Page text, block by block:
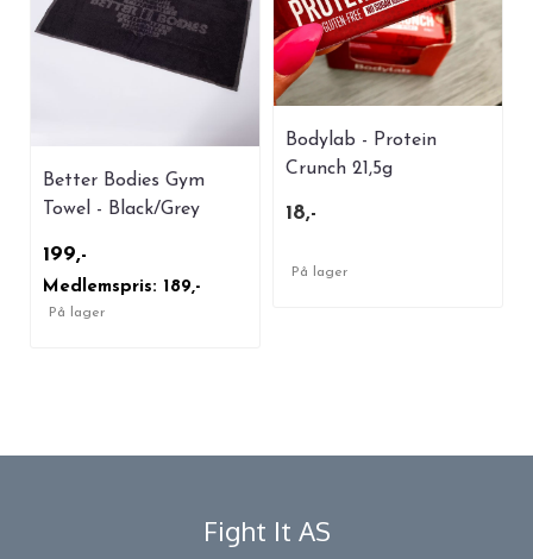
Better Bodies Gym
Towel - Black/Grey
199,-
Medlemspris: 189,-
På lager
Bodylab - Protein
Crunch 21,5g
18,-
På lager
Fight It AS